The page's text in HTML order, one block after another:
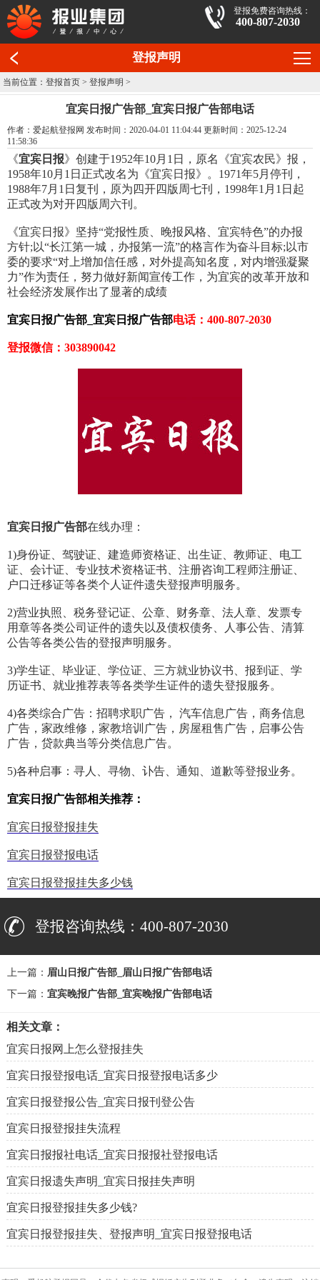
登报免费咨询热线：
400-807-2030
登报声明
当前位置：登报首页 >登报声明 >
宜宾日报广告部_宜宾日报广告部电话
作者：爱起航登报网 发布时间：2020-04-01 11:04:44 更新时间：2025-12-24
11:58:36
《宜宾日报》创建于1952年10月1日，原名《宜宾农民》报，
1958年10月1日正式改名为《宜宾日报》。1971年5月停刊，
1988年7月1日复刊，原为四开四版周七刊，1998年1月1日起
正式改为对开四版周六刊。
《宜宾日报》坚持“党报性质、晚报风格、宜宾特色”的办报
方针;以“长江第一城，办报第一流”的格言作为奋斗目标;以市
委的要求“对上增加信任感，对外提高知名度，对内增强凝聚
力”作为责任，努力做好新闻宣传工作，为宜宾的改革开放和
社会经济发展作出了显著的成绩
宜宾日报广告部_宜宾日报广告部电话：400-807-2030
登报微信：303890042
宜宾日报广告部在线办理：
1)身份证、驾驶证、建造师资格证、出生证、教师证、电工
证、会计证、专业技术资格证书、注册咨询工程师注册证、
户口迁移证等各类个人证件遗失登报声明服务。
2)营业执照、税务登记证、公章、财务章、法人章、发票专
用章等各类公司证件的遗失以及债权债务、人事公告、清算
公告等各类公告的登报声明服务。
3)学生证、毕业证、学位证、三方就业协议书、报到证、学
历证书、就业推荐表等各类学生证件的遗失登报服务。
4)各类综合广告：招聘求职广告， 汽车信息广告，商务信息
广告，家政维修，家教培训广告，房屋租售广告，启事公告
广告，贷款典当等分类信息广告。
5)各种启事：寻人、寻物、讣告、通知、道歉等登报业务。
宜宾日报广告部相关推荐：
宜宾日报登报挂失
宜宾日报登报电话
宜宾日报登报挂失多少钱
登报咨询热线：400-807-2030
上一篇： 眉山日报广告部_眉山日报广告部电话
下一篇： 宜宾晚报广告部_宜宾晚报广告部电话
相关文章：
宜宾日报网上怎么登报挂失
宜宾日报登报电话_宜宾日报登报电话多少
宜宾日报登报公告_宜宾日报刊登公告
宜宾日报登报挂失流程
宜宾日报报社电话_宜宾日报报社登报电话
宜宾日报遗失声明_宜宾日报挂失声明
宜宾日报登报挂失多少钱?
宜宾日报登报挂失、登报声明_宜宾日报登报电话